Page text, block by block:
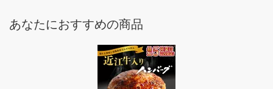
あなたにおすすめの商品